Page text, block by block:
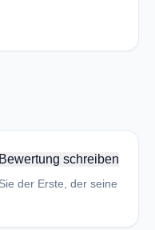
Bewertung schreiben
der Erste, der seine